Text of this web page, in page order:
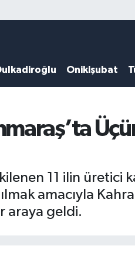
Onikişubat
11 ilin üretici
amacıyla
araya geldi.
Haritası